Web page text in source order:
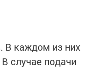
В каждом из них
случае подачи